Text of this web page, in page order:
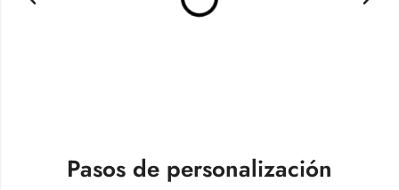
Pasos de personalización